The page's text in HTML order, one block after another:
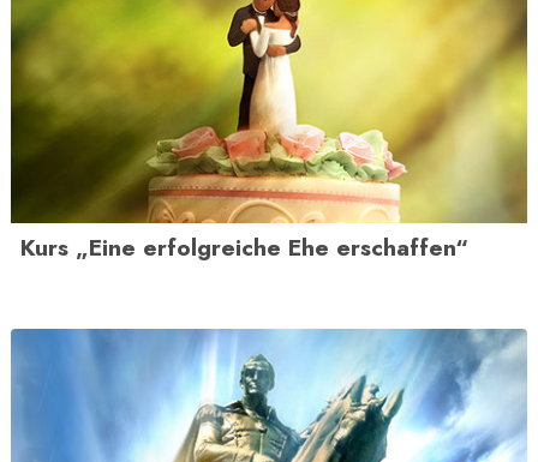
Kurs „Eine erfolgreiche Ehe erschaffen“